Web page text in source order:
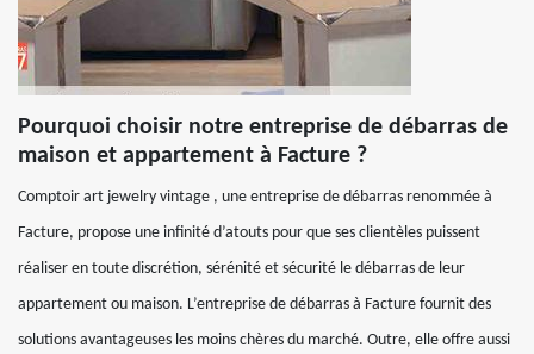
Pourquoi choisir notre entreprise de débarras de
maison et appartement à Facture ?
Comptoir art jewelry vintage , une entreprise de débarras renommée à
Facture, propose une infinité d’atouts pour que ses clientèles puissent
réaliser en toute discrétion, sérénité et sécurité le débarras de leur
appartement ou maison. L’entreprise de débarras à Facture fournit des
solutions avantageuses les moins chères du marché. Outre, elle offre aussi